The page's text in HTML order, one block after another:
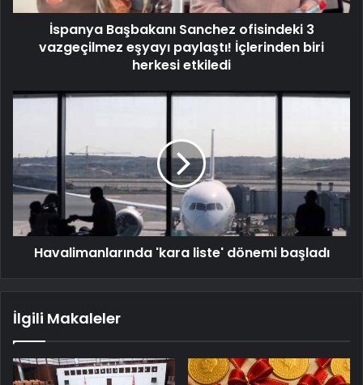
İspanya Başbakanı Sanchez ofisindeki 3
vazgeçilmez eşyayı paylaştı! İçlerinden biri
herkesi etkiledi
Havalimanlarında 'kara liste' dönemi başladı
İlgili Makaleler